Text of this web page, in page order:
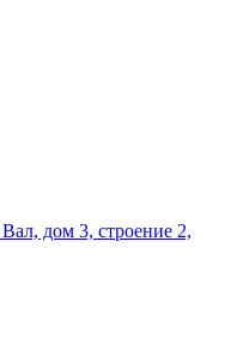
дом 3, строение 2,